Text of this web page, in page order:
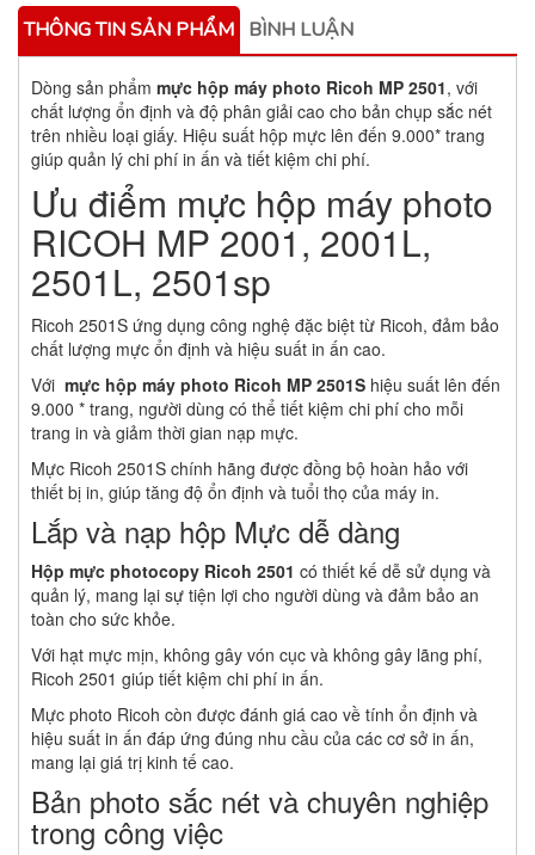
THÔNG TIN SẢN PHẨM BÌNH LUẬN
Dòng sản phẩm mực hộp máy photo Ricoh MP 2501, với
chất lượng ổn định và độ phân giải cao cho bản chụp sắc nét
trên nhiều loại giấy. Hiệu suất hộp mực lên đến 9.000* trang
giúp quản lý chi phí in ấn và tiết kiệm chi phí.
Ưu điểm mực hộp máy photo
RICOH MP 2001, 2001L,
2501L, 2501sp
Ricoh 2501S ứng dụng công nghệ đặc biệt từ Ricoh, đảm bảo
chất lượng mực ổn định và hiệu suất in ấn cao.
Với mực hộp máy photo Ricoh MP 2501S hiệu suất lên đến
9.000 * trang, người dùng có thể tiết kiệm chi phí cho mỗi
trang in và giảm thời gian nạp mực.
Mực Ricoh 2501S chính hãng được đồng bộ hoàn hảo với
thiết bị in, giúp tăng độ ổn định và tuổi thọ của máy in.
Lắp và nạp hộp Mực dễ dàng
Hộp mực photocopy Ricoh 2501 có thiết kế dễ sử dụng và
quản lý, mang lại sự tiện lợi cho người dùng và đảm bảo an
toàn cho sức khỏe.
Với hạt mực mịn, không gây vón cục và không gây lãng phí,
Ricoh 2501 giúp tiết kiệm chi phí in ấn.
Mực photo Ricoh còn được đánh giá cao về tính ổn định và
hiệu suất in ấn đáp ứng đúng nhu cầu của các cơ sở in ấn,
mang lại giá trị kinh tế cao.
Bản photo sắc nét và chuyên nghiệp
trong công việc